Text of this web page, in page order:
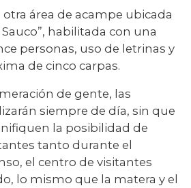
otra área de acampe ubicada
habilitada con una
personas, uso de letrinas y
de cinco carpas.
de gente, las
siempre de día, sin que
la posibilidad de
tanto durante el
el centro de visitantes
lo mismo que la matera y el